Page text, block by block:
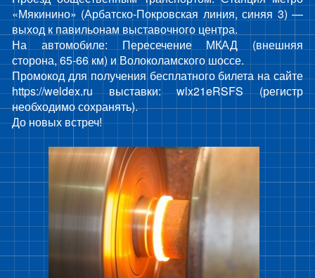
«Мякинино» (Арбатско-Покровская линия, синяя 3) —
выход к павильонам выставочного центра.
На автомобиле: Пересечение МКАД (внешняя
сторона, 65-66 км) и Волоколамского шоссе.
Промокод для получения бесплатного билета на сайте
https://weldex.ru выставки: wlx21eRSFS (регистр
необходимо сохранять).
До новых встреч!